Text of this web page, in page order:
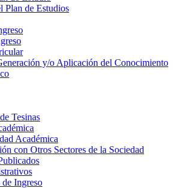
Plan de Estudios
y/o Aplicación del Conocimiento
Tesinas
Académica
con Otros Sectores de la Sociedad
Ingreso